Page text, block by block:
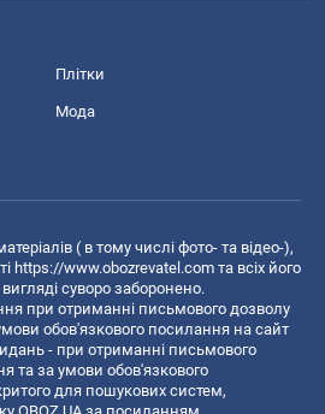
Плітки
Мода
( в тому числі фото- та відео-),
https://www.obozrevatel.com та всіх його
суворо заборонено.
при отриманні письмового дозволу
обов'язкового посилання на сайт
- при отриманні письмового
та за умови обов'язкового
для пошукових систем,